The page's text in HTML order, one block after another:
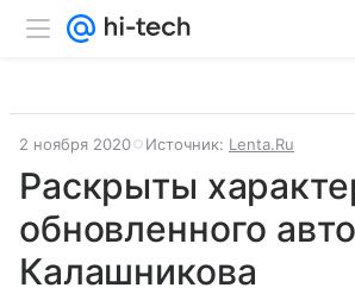
2 ноября 2020 Источник: Lenta.Ru
Раскрыты
обновленного
Калашникова